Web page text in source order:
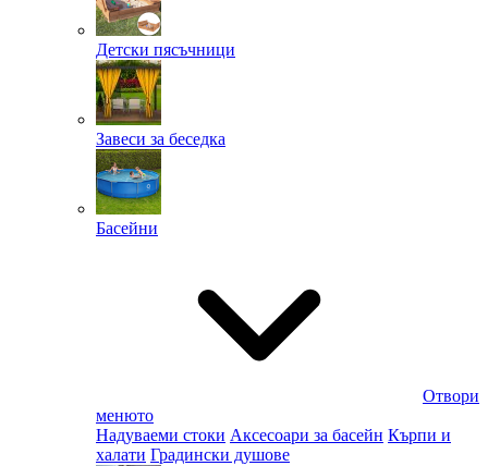
Детски пясъчници
Завеси за беседка
Басейни
Отвори
менюто
Надуваеми стоки Аксесоари за басейн Кърпи и
халати Градински душове